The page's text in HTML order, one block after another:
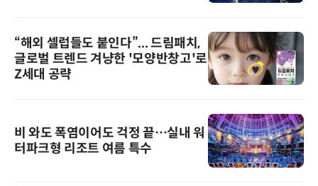
“해외 셀럽들도 붙인다”... 드림패치,
글로벌 트렌드 겨냥한 '모양반창고'로
Z세대 공략
비 와도 폭염이어도 걱정 끝…실내 워
터파크형 리조트 여름 특수